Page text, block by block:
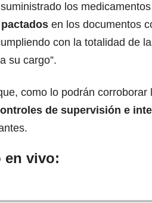
los
en los documentos
con la totalidad de
su cargo”.
como lo podrán corroborar
de supervisión e
en vivo: